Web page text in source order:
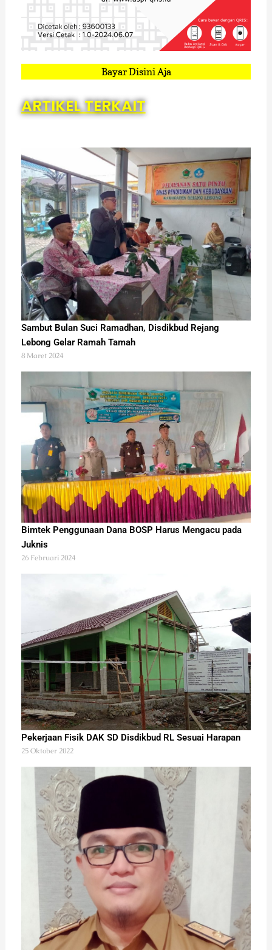
Bayar Disini Aja
ARTIKEL TERKAIT
Sambut Bulan Suci Ramadhan, Disdikbud Rejang
Lebong Gelar Ramah Tamah
8 Maret 2024
Bimtek Penggunaan Dana BOSP Harus Mengacu pada
Juknis
26 Februari 2024
Pekerjaan Fisik DAK SD Disdikbud RL Sesuai Harapan
25 Oktober 2022